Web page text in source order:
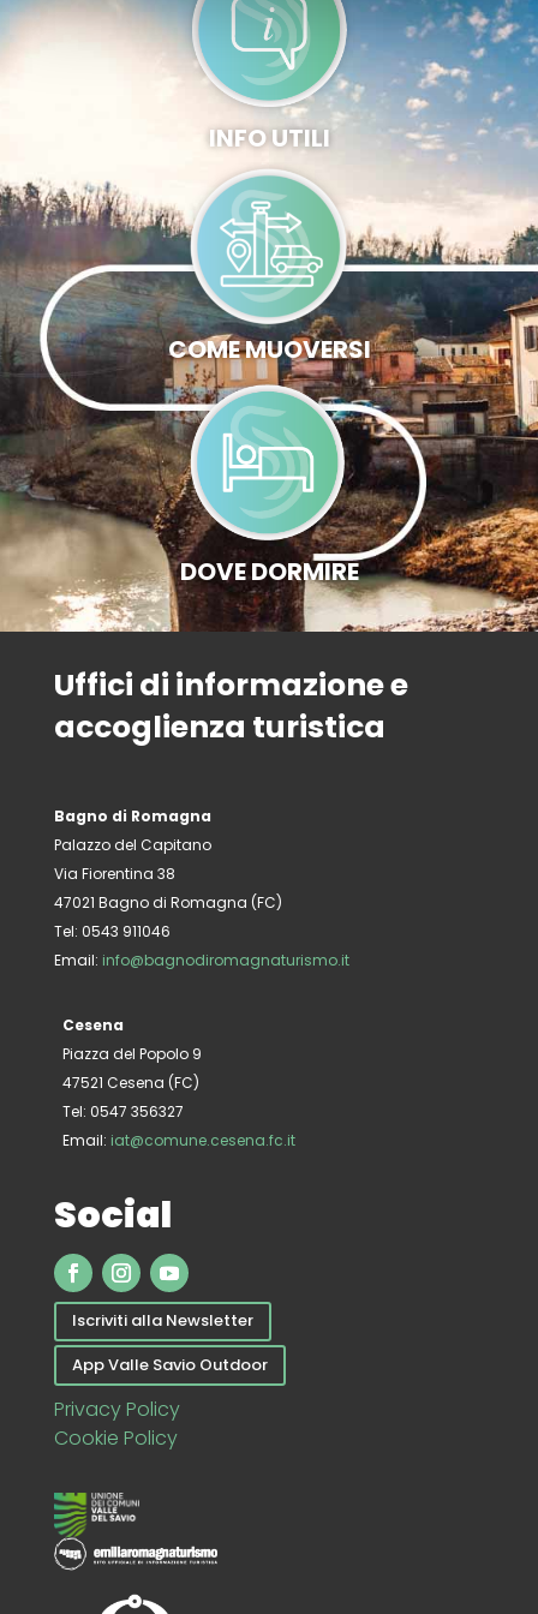
INFO UTILI
COME MUOVERSI
DOVE DORMIRE
Uffici di informazione e
accoglienza turistica
Bagno di Romagna
Palazzo del Capitano
Via Fiorentina 38
47021 Bagno di Romagna (FC)
Tel: 0543 911046
Email: info@bagnodiromagnaturismo.it
Cesena
Piazza del Popolo 9
47521 Cesena (FC)
Tel: 0547 356327
Email: iat@comune.cesena.fc.it
Social
Iscriviti alla Newsletter
App Valle Savio Outdoor
Privacy Policy
Cookie Policy